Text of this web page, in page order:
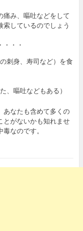
痛み、嘔吐などをして
しているのでしょう
・・
刺身、寿司など）を食
、嘔吐などもある）
あなたも含めて多くの
とがないかも知れませ
なのです。